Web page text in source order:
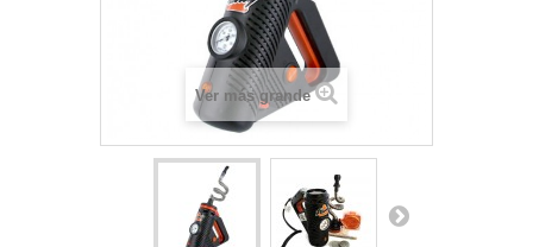
Ver más grande